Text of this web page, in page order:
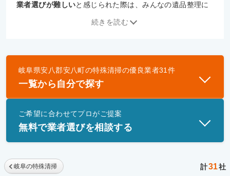
業者選びが難しいと感じられた際は、みんなの遺品整理に
優良業者とは
一般財団法人遺品整理認定協会、および一般社団法
士」資格を持つ事業者のみ掲載しています。
続きを読む
岐阜県安八郡安八町の特殊清掃の優良業者31 件
一覧から自分で探す
ご希望に合わせてプロがご提案
無料で業者選びを相談する
岐阜の特殊清掃 計31社